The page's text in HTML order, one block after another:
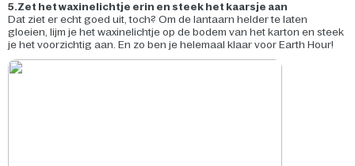
5.Zet het waxinelichtje erin en steek het kaarsje aan
Dat ziet er echt goed uit, toch? Om de lantaarn helder te laten
gloeien, lijm je het waxinelichtje op de bodem van het karton en steek
je het voorzichtig aan. En zo ben je helemaal klaar voor Earth Hour!